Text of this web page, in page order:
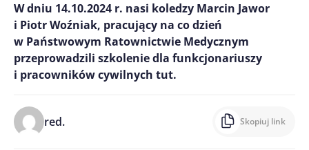
W dniu 14.10.2024 r. nasi koledzy Marcin Jawor
i Piotr Woźniak, pracujący na co dzień
w Państwowym Ratownictwie Medycznym
przeprowadzili szkolenie dla funkcjonariuszy
i pracowników cywilnych tut.
red. Skopiuj link